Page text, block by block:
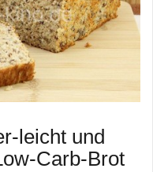
leicht und
Carb-Brot